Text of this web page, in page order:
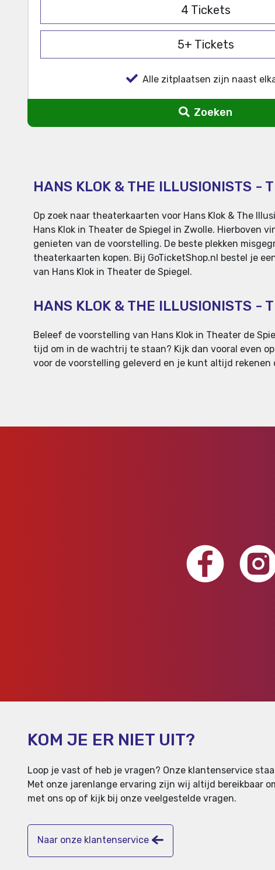
4 Tickets
5+ Tickets
Alle zitplaatsen zijn naast
Zoeken
HANS KLOK & THE ILLUSIONISTS -
Op zoek naar theaterkaarten voor Hans Klok & The
Hans Klok in Theater de Spiegel in Zwolle. Hierboven
genieten van de voorstelling. De beste plekken
theaterkaarten kopen. Bij GoTicketShop.nl bestel je
van Hans Klok in Theater de Spiegel.
HANS KLOK & THE ILLUSIONISTS -
Beleef de voorstelling van Hans Klok in Theater de
tijd om in de wachtrij te staan? Kijk dan vooral even
voor de voorstelling geleverd en je kunt altijd rekenen
KOM JE ER NIET UIT?
Loop je vast of heb je vragen? Onze klantenservice
Met onze jarenlange ervaring zijn wij altijd bereikbaar
met ons op of kijk bij onze veelgestelde vragen.
Naar onze klantenservice